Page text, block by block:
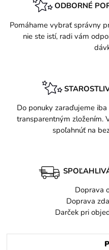
ODBORNÉ
Pomáhame vybrať správny
nie ste istí, radi vám
Do ponuky zaraďujeme
transparentným zložením.
spoľahnúť na
Doprava
Doprava
Darček pri